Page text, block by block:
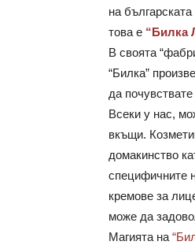
на
това е “Билка
В своята
“Билка”
да
Всеки у нас,
вкъщи.
домакинство
специфичните
кремове за
може да
Магията на